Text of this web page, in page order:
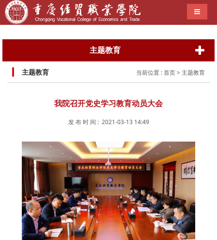
导航切
主题教育
主题教育 当前位置 :首页> 主题教育
我院召开党史学习教育动员大会
发 布 时 间 : 2021-03-13 14:49